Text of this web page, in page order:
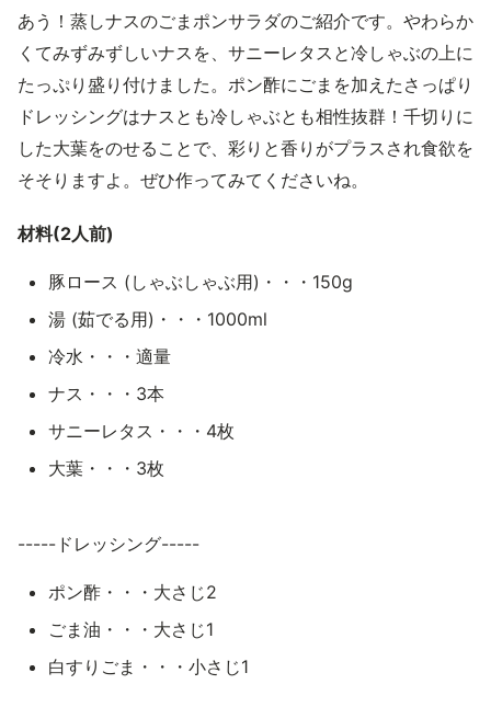
あう！蒸しナスのごまポンサラダのご紹介です。やわらか
くてみずみずしいナスを、サニーレタスと冷しゃぶの上に
たっぷり盛り付けました。ポン酢にごまを加えたさっぱり
ドレッシングはナスとも冷しゃぶとも相性抜群！千切りに
した大葉をのせることで、彩りと香りがプラスされ食欲を
そそりますよ。ぜひ作ってみてくださいね。
材料(2人前)
豚ロース (しゃぶしゃぶ用)・・・150g
湯 (茹でる用)・・・1000ml
冷水・・・適量
ナス・・・3本
サニーレタス・・・4枚
大葉・・・3枚
-----ドレッシング-----
ポン酢・・・大さじ2
ごま油・・・大さじ1
白すりごま・・・小さじ1